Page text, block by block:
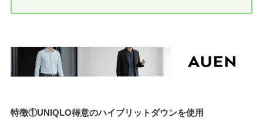
特徴①UNIQLO得意のハイブリットダウンを使用